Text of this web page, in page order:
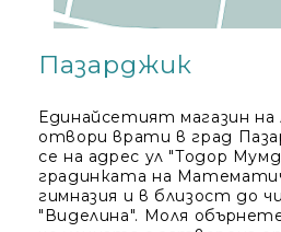
Пазарджик
Единайсетият магазин
отвори врати в град
се на адрес ул "Тодор
градинката на
гимназия и в близост до
"Виделина". Моля